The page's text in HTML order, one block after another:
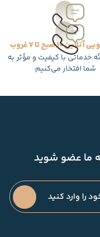
10 صبح تا 7 غروب
خدماتی با کیفیت و مؤثر به
شما افتخار می‌کنیم
ما عضو شوید